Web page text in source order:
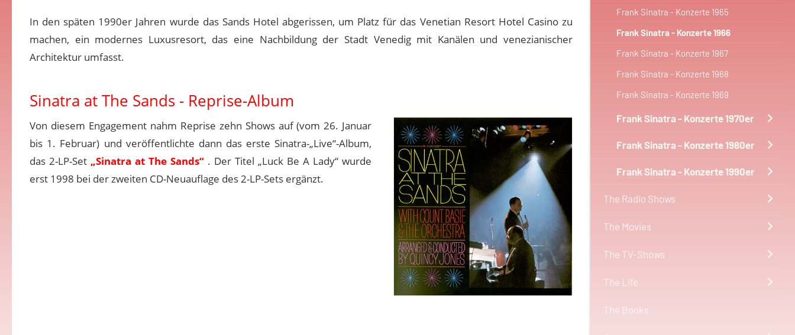
Frank Sinatra - Konzerte 1965
Frank Sinatra - Konzerte 1966
Frank Sinatra - Konzerte 1967
Frank Sinatra - Konzerte 1968
Frank Sinatra - Konzerte 1969
Frank Sinatra - Konzerte 1970er
Frank Sinatra - Konzerte 1980er
Frank Sinatra - Konzerte 1990er
The Radio Shows
The Movies
The TV-Shows
The Life
The Books
In den späten 1990er Jahren wurde das Sands Hotel abgerissen, um Platz für das Venetian Resort Hotel Casino zu
machen, ein modernes Luxusresort, das eine Nachbildung der Stadt Venedig mit Kanälen und venezianischer
Architektur umfasst.
Sinatra at The Sands - Reprise-Album
Von diesem Engagement nahm Reprise zehn Shows auf (vom 26. Januar
bis 1. Februar) und veröffentlichte dann das erste Sinatra-„Live“-Album,
das 2-LP-Set „Sinatra at The Sands“ . Der Titel „Luck Be A Lady“ wurde
erst 1998 bei der zweiten CD-Neuauflage des 2-LP-Sets ergänzt.